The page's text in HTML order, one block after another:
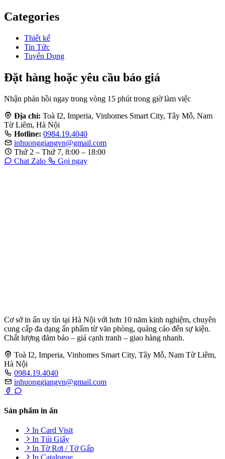
Categories
Thiết kế
Tin Tức
Tuyển Dụng
Đặt hàng hoặc yêu cầu báo giá
Nhận phản hồi ngay trong vòng 15 phút trong giờ làm việc
Địa chỉ: Toà I2, Imperia, Vinhomes Smart City, Tây Mỗ, Nam
Từ Liêm, Hà Nội
Hotline: 0984.19.4040
inhuonggiangvn@gmail.com
Thứ 2 – Thứ 7, 8:00 – 18:00
Chat Zalo
Gọi ngay
Cơ sở in ấn uy tín tại Hà Nội với hơn 10 năm kinh nghiệm, chuyên
cung cấp đa dạng ấn phẩm từ văn phòng, quảng cáo đến sự kiện.
Chất lượng đảm bảo – giá cạnh tranh – giao hàng nhanh.
Toà I2, Imperia, Vinhomes Smart City, Tây Mỗ, Nam Từ Liêm,
Hà Nội
0984.19.4040
inhuonggiangvn@gmail.com
Sản phẩm in ấn
In Card Visit
In Túi Giấy
In Tờ Rơi / Tờ Gấp
In Catalogue